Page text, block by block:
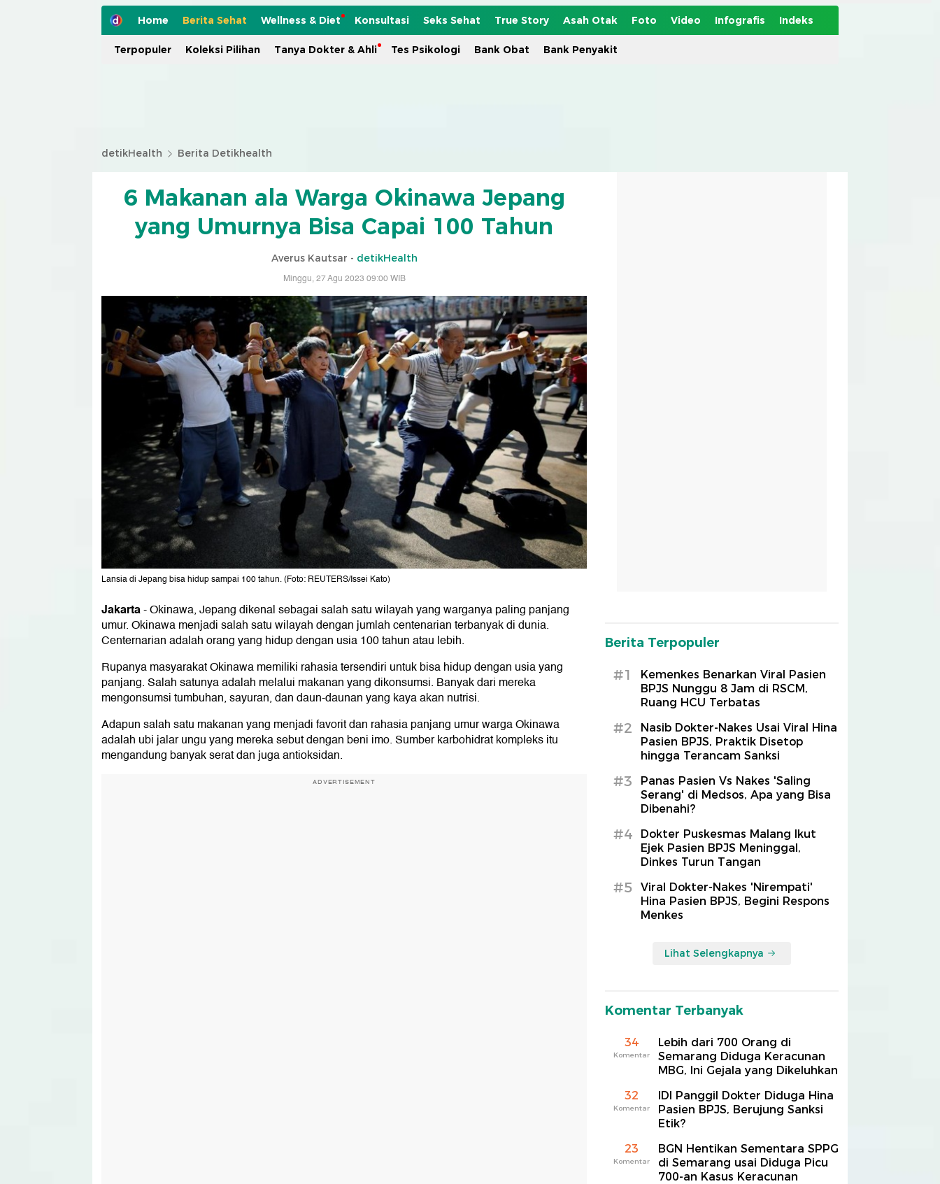
Home Berita Sehat Wellness & Diet Konsultasi Seks Sehat True Story Asah Otak Foto Video Infografis Indeks
Terpopuler Koleksi Pilihan Tanya Dokter & Ahli Tes Psikologi Bank Obat Bank Penyakit
detikHealth Berita Detikhealth
6 Makanan ala Warga Okinawa Jepang
yang Umurnya Bisa Capai 100 Tahun
Averus Kautsar - detikHealth
Minggu, 27 Agu 2023 09:00 WIB
Lansia di Jepang bisa hidup sampai 100 tahun. (Foto: REUTERS/Issei Kato)
Jakarta-Okinawa, Jepang dikenal sebagai salah satu wilayah yang warganya paling panjang
umur. Okinawa menjadi salah satu wilayah dengan jumlah centenarian terbanyak di dunia.
Centernarian adalah orang yang hidup dengan usia 100 tahun atau lebih.
Rupanya masyarakat Okinawa memiliki rahasia tersendiri untuk bisa hidup dengan usia yang
panjang. Salah satunya adalah melalui makanan yang dikonsumsi. Banyak dari mereka
mengonsumsi tumbuhan, sayuran, dan daun-daunan yang kaya akan nutrisi.
Adapun salah satu makanan yang menjadi favorit dan rahasia panjang umur warga Okinawa
adalah ubi jalar ungu yang mereka sebut dengan beni imo. Sumber karbohidrat kompleks itu
mengandung banyak serat dan juga antioksidan.
ADVERTISEMENT
Berita Terpopuler
#1
Kemenkes Benarkan Viral Pasien
BPJS Nunggu 8 Jam di RSCM,
Ruang HCU Terbatas
#2
Nasib Dokter-Nakes Usai Viral Hina
Pasien BPJS, Praktik Disetop
hingga Terancam Sanksi
#3
Panas Pasien Vs Nakes 'Saling
Serang' di Medsos, Apa yang Bisa
Dibenahi?
#4
Dokter Puskesmas Malang Ikut
Ejek Pasien BPJS Meninggal,
Dinkes Turun Tangan
#5
Viral Dokter-Nakes 'Nirempati'
Hina Pasien BPJS, Begini Respons
Menkes
Lihat Selengkapnya
Komentar Terbanyak
34
Komentar
Lebih dari 700 Orang di
Semarang Diduga Keracunan
MBG, Ini Gejala yang Dikeluhkan
32
Komentar
IDI Panggil Dokter Diduga Hina
Pasien BPJS, Berujung Sanksi
Etik?
23
Komentar
BGN Hentikan Sementara SPPG
di Semarang usai Diduga Picu
700-an Kasus Keracunan